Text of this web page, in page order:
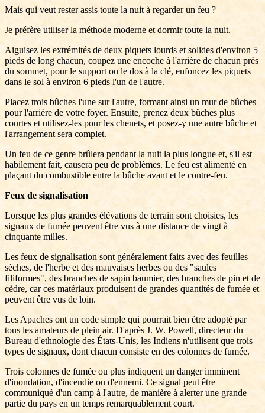
Mais qui veut rester assis toute la nuit à regarder un feu ?
Je préfère utiliser la méthode moderne et dormir toute la nuit.
Aiguisez les extrémités de deux piquets lourds et solides d'environ 5
pieds de long chacun, coupez une encoche à l'arrière de chacun près
du sommet, pour le support ou le dos à la clé, enfoncez les piquets
dans le sol à environ 6 pieds l'un de l'autre.
Placez trois bûches l'une sur l'autre, formant ainsi un mur de bûches
pour l'arrière de votre foyer. Ensuite, prenez deux bûches plus
courtes et utilisez-les pour les chenets, et posez-y une autre bûche et
l'arrangement sera complet.
Un feu de ce genre brûlera pendant la nuit la plus longue et, s'il est
habilement fait, causera peu de problèmes. Le feu est alimenté en
plaçant du combustible entre la bûche avant et le contre-feu.
Feux de signalisation
Lorsque les plus grandes élévations de terrain sont choisies, les
signaux de fumée peuvent être vus à une distance de vingt à
cinquante milles.
Les feux de signalisation sont généralement faits avec des feuilles
sèches, de l'herbe et des mauvaises herbes ou des "saules
filiformes", des branches de sapin baumier, des branches de pin et de
cèdre, car ces matériaux produisent de grandes quantités de fumée et
peuvent être vus de loin.
Les Apaches ont un code simple qui pourrait bien être adopté par
tous les amateurs de plein air. D'après J. W. Powell, directeur du
Bureau d'ethnologie des États-Unis, les Indiens n'utilisent que trois
types de signaux, dont chacun consiste en des colonnes de fumée.
Trois colonnes de fumée ou plus indiquent un danger imminent
d'inondation, d'incendie ou d'ennemi. Ce signal peut être
communiqué d'un camp à l'autre, de manière à alerter une grande
partie du pays en un temps remarquablement court.